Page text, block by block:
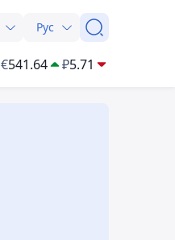
Рус
€541.64 ₽5.71